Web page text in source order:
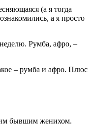
(а я тогда
а я просто
Румба, афро, –
– румба и афро. Плюс
бывшим женихом.